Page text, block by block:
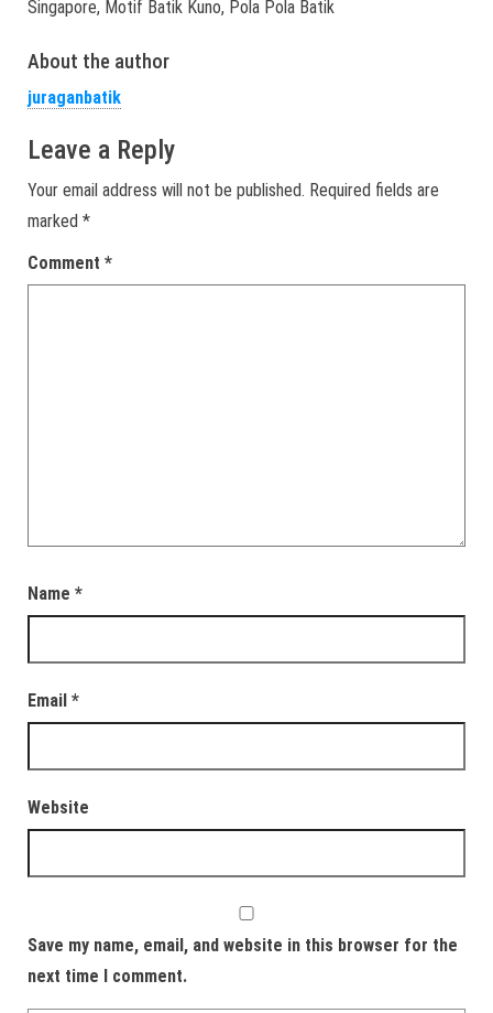
Singapore, Motif Batik Kuno, Pola Pola Batik
About the author
juraganbatik
Leave a Reply
Your email address will not be published. Required fields are
marked *
Comment *
Name *
Email *
Website
Save my name, email, and website in this browser for the
next time I comment.